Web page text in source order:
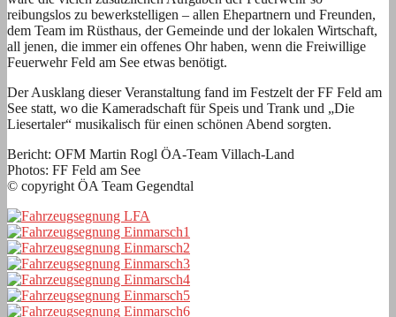
reibungslos zu bewerkstelligen – allen Ehepartnern und Freunden,
dem Team im Rüsthaus, der Gemeinde und der lokalen Wirtschaft,
all jenen, die immer ein offenes Ohr haben, wenn die Freiwillige
Feuerwehr Feld am See etwas benötigt.
Der Ausklang dieser Veranstaltung fand im Festzelt der FF Feld am
See statt, wo die Kameradschaft für Speis und Trank und „Die
Liesertaler“ musikalisch für einen schönen Abend sorgten.
Bericht: OFM Martin Rogl ÖA-Team Villach-Land
Photos: FF Feld am See
© copyright ÖA Team Gegendtal